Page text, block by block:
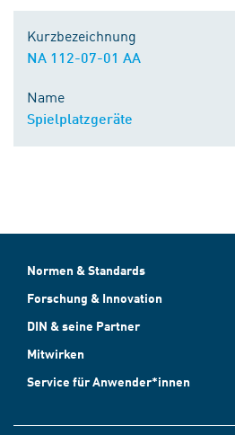
Kurzbezeichnung
NA 112-07-01 AA
Name
Spielplatzgeräte
Normen & Standards
Forschung & Innovation
DIN & seine Partner
Mitwirken
Service für Anwender*innen